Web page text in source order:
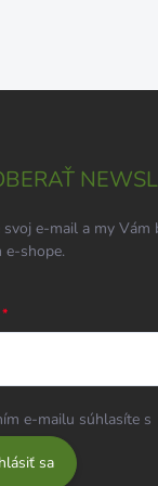
e-mail a my Vám
e-shope.
e-mailu súhlasíte s
sa